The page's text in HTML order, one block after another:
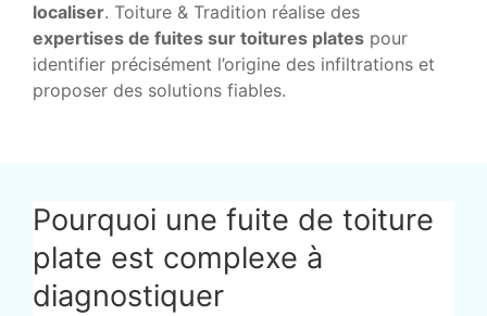
localiser. Toiture & Tradition réalise des
expertises de fuites sur toitures plates pour
identifier précisément l’origine des infiltrations et
proposer des solutions fiables.
Pourquoi une fuite de toiture
plate est complexe à
diagnostiquer